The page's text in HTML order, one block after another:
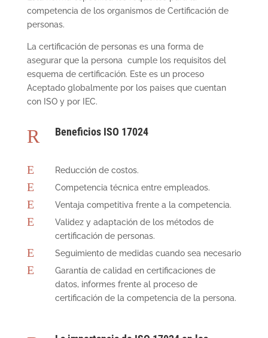
competencia de los organismos de Certificación de
personas.
La certificación de personas es una forma de
asegurar que la persona cumple los requisitos del
esquema de certificación. Este es un proceso
Aceptado globalmente por los paises que cuentan
con ISO y por IEC.
R Beneficios ISO 17024
E Reducción de costos.
E Competencia técnica entre empleados.
E Ventaja competitiva frente a la competencia.
E
Validez y adaptación de los métodos de
certificación de personas.
E Seguimiento de medidas cuando sea necesario
E
Garantía de calidad en certificaciones de
datos, informes frente al proceso de
certificación de la competencia de la persona.